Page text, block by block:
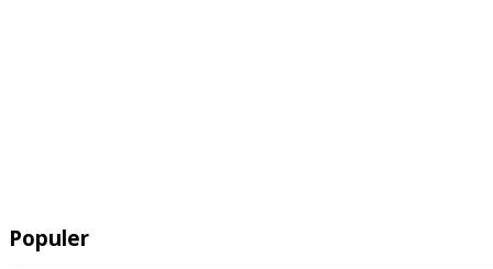
Populer